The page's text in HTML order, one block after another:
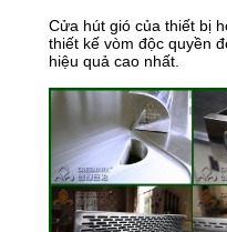
Cửa hút gió của thiết bị
thiết kế vòm độc quyền
hiệu quả cao nhất.